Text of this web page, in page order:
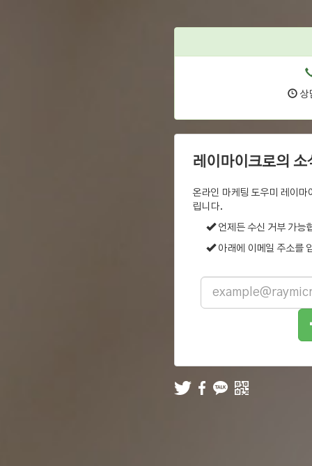
상
레이마이크로의
온라인 마케팅 도우미 레이마
립니다.
언제든 수신 거부 가능
아래에 이메일 주소를
address